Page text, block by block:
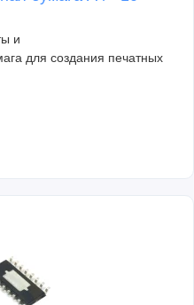
и
для создания печатных